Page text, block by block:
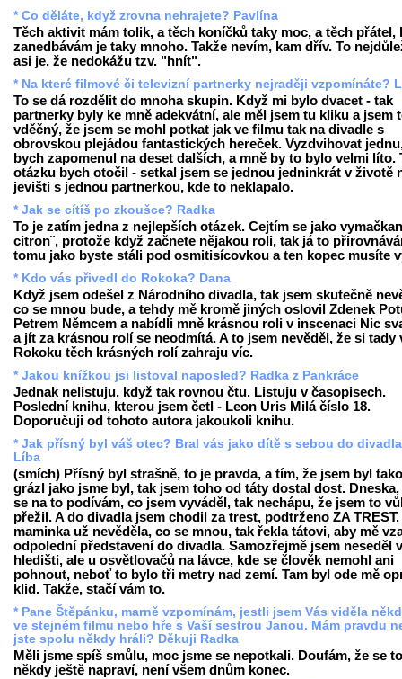
* Co děláte, když zrovna nehrajete? Pavlína
Těch aktivit mám tolik, a těch koníčků taky moc, a těch přátel,
zanedbávám je taky mnoho. Takže nevím, kam dřív. To
asi je, že nedokážu tzv. "hnít".
* Na které filmové či televizní partnerky nejraději vzpomínáte?
To se dá rozdělit do mnoha skupin. Když mi bylo dvacet - tak
partnerky byly ke mně adekvátní, ale měl jsem tu kliku a jsem
vděčný, že jsem se mohl potkat jak ve filmu tak na divadle s
obrovskou plejádou fantastických hereček. Vyzdvihovat
bych zapomenul na deset dalších, a mně by to bylo velmi líto.
otázku bych otočil - setkal jsem se jednou jedninkrát v životě
jevišti s jednou partnerkou, kde to neklapalo.
* Jak se cítíš po zkoušce? Radka
To je zatím jedna z nejlepších otázek. Cejtím se jako
citron¨, protože když začnete nějakou roli, tak já to
tomu jako byste stáli pod osmitisícovkou a ten kopec musíte
* Kdo vás přivedl do Rokoka? Dana
Když jsem odešel z Národního divadla, tak jsem skutečně
co se mnou bude, a tehdy mě kromě jiných oslovil Zdenek
Petrem Němcem a nabídli mně krásnou roli v inscenaci Nic
a jít za krásnou rolí se neodmítá. A to jsem nevěděl, že si tady
Rokoku těch krásných rolí zahraju víc.
* Jakou knížkou jsi listoval naposled? Radka z Pankráce
Jednak nelistuju, když tak rovnou čtu. Listuju v časopisech.
Poslední knihu, kterou jsem četl - Leon Uris Milá číslo 18.
Doporučuji od tohoto autora jakoukoli knihu.
* Jak přísný byl váš otec? Bral vás jako dítě s sebou do
Líba
(smích) Přísný byl strašně, to je pravda, a tím, že jsem byl
grázl jako jsme byl, tak jsem toho od táty dostal dost.
se na to podívám, co jsem vyváděl, tak nechápu, že jsem to
přežil. A do divadla jsem chodil za trest, podtrženo ZA
maminka už nevěděla, co se mnou, tak řekla tátovi, aby mě
odpolední představení do divadla. Samozřejmě jsem neseděl v
hledišti, ale u osvětlovačů na lávce, kde se člověk nemohl ani
pohnout, neboť to bylo tři metry nad zemí. Tam byl ode mě
klid. Takže, stačí vám to.
* Pane Štěpánku, marně vzpomínám, jestli jsem Vás viděla
ve stejném filmu nebo hře s Vaší sestrou Janou. Mám pravdu
jste spolu někdy hráli? Děkuji Radka
Měli jsme spíš smůlu, moc jsme se nepotkali. Doufám, že se to
někdy ještě napraví, není všem dnům konec.